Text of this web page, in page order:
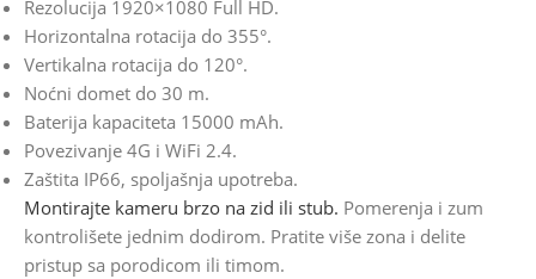
Rezolucija 1920×1080 Full HD.
Horizontalna rotacija do 355°.
Vertikalna rotacija do 120°.
Noćni domet do 30 m.
Baterija kapaciteta 15000 mAh.
Povezivanje 4G i WiFi 2.4.
Zaštita IP66, spoljašnja upotreba.
Montirajte kameru brzo na zid ili stub. Pomerenja i zum
kontrolišete jednim dodirom. Pratite više zona i delite
pristup sa porodicom ili timom.